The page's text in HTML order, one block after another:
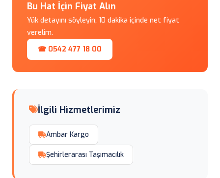
Bu Hat İçin Fiyat Alın
Yük detayını söyleyin, 10 dakika içinde net fiyat
verelim.
☎ 0542 477 18 00
İlgili Hizmetlerimiz
Ambar Kargo
Şehirlerarası Taşımacılık